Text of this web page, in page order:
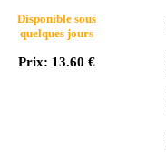
Disponible sous
quelques jours
Prix: 13.60 €